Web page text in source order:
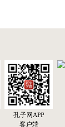
孔子网APP
客户端